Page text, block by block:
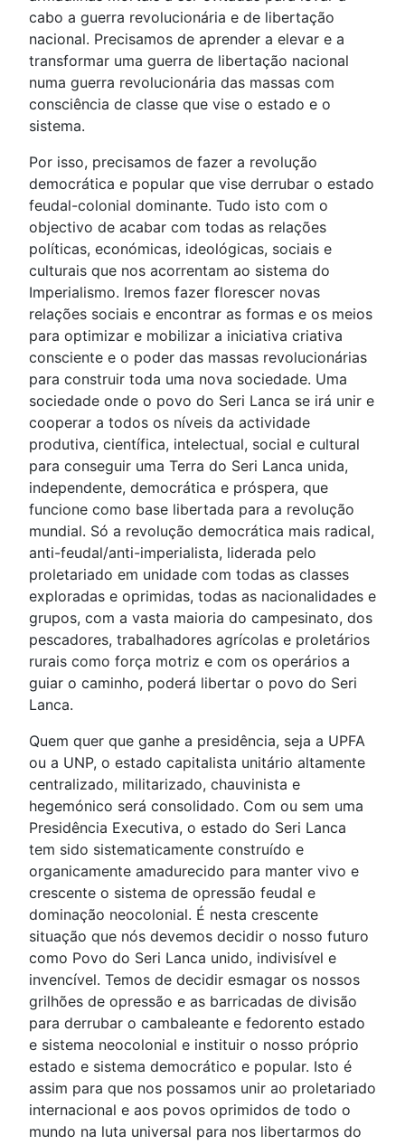
cabo a guerra revolucionária e de libertação
nacional. Precisamos de aprender a elevar e a
transformar uma guerra de libertação nacional
numa guerra revolucionária das massas com
consciência de classe que vise o estado e o
sistema.
Por isso, precisamos de fazer a revolução
democrática e popular que vise derrubar o estado
feudal-colonial dominante. Tudo isto com o
objectivo de acabar com todas as relações
políticas, económicas, ideológicas, sociais e
culturais que nos acorrentam ao sistema do
Imperialismo. Iremos fazer florescer novas
relações sociais e encontrar as formas e os meios
para optimizar e mobilizar a iniciativa criativa
consciente e o poder das massas revolucionárias
para construir toda uma nova sociedade. Uma
sociedade onde o povo do Seri Lanca se irá unir e
cooperar a todos os níveis da actividade
produtiva, científica, intelectual, social e cultural
para conseguir uma Terra do Seri Lanca unida,
independente, democrática e próspera, que
funcione como base libertada para a revolução
mundial. Só a revolução democrática mais radical,
anti-feudal/anti-imperialista, liderada pelo
proletariado em unidade com todas as classes
exploradas e oprimidas, todas as nacionalidades e
grupos, com a vasta maioria do campesinato, dos
pescadores, trabalhadores agrícolas e proletários
rurais como força motriz e com os operários a
guiar o caminho, poderá libertar o povo do Seri
Lanca.
Quem quer que ganhe a presidência, seja a UPFA
ou a UNP, o estado capitalista unitário altamente
centralizado, militarizado, chauvinista e
hegemónico será consolidado. Com ou sem uma
Presidência Executiva, o estado do Seri Lanca
tem sido sistematicamente construído e
organicamente amadurecido para manter vivo e
crescente o sistema de opressão feudal e
dominação neocolonial. É nesta crescente
situação que nós devemos decidir o nosso futuro
como Povo do Seri Lanca unido, indivisível e
invencível. Temos de decidir esmagar os nossos
grilhões de opressão e as barricadas de divisão
para derrubar o cambaleante e fedorento estado
e sistema neocolonial e instituir o nosso próprio
estado e sistema democrático e popular. Isto é
assim para que nos possamos unir ao proletariado
internacional e aos povos oprimidos de todo o
mundo na luta universal para nos libertarmos do